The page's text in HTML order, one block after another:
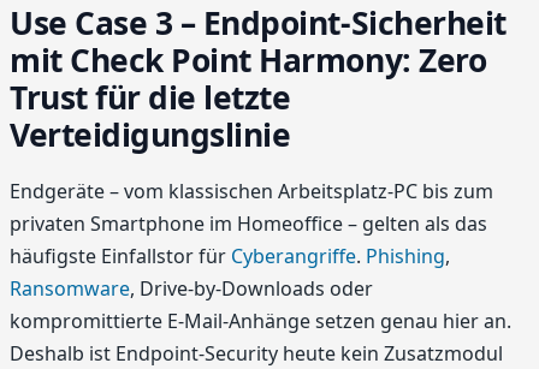
Use Case 3 – Endpoint-Sicherheit
mit Check Point Harmony: Zero
Trust für die letzte
Verteidigungslinie
Endgeräte – vom klassischen Arbeitsplatz-PC bis zum
privaten Smartphone im Homeoffice – gelten als das
häufigste Einfallstor für Cyberangriffe. Phishing,
Ransomware, Drive-by-Downloads oder
kompromittierte E-Mail-Anhänge setzen genau hier an.
Deshalb ist Endpoint-Security heute kein Zusatzmodul